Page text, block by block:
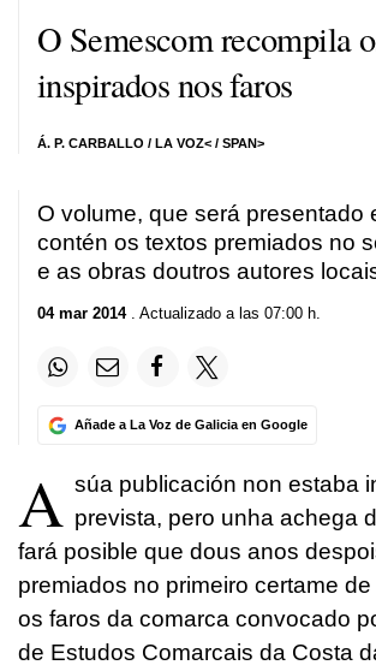
O Semescom recompila
inspirados nos faros
Á. P. CARBALLO / LA VOZ< / SPAN>
O volume, que será presentado
contén os textos premiados no
e as obras doutros autores
04 mar 2014. Actualizado a las 07:00 h.
Añade a La Voz de Galicia en Google
A súa publicación non estaba
prevista, pero unha achega
fará posible que dous anos
premiados no primeiro certame
os faros da comarca convocado
de Estudos Comarcais da Costa